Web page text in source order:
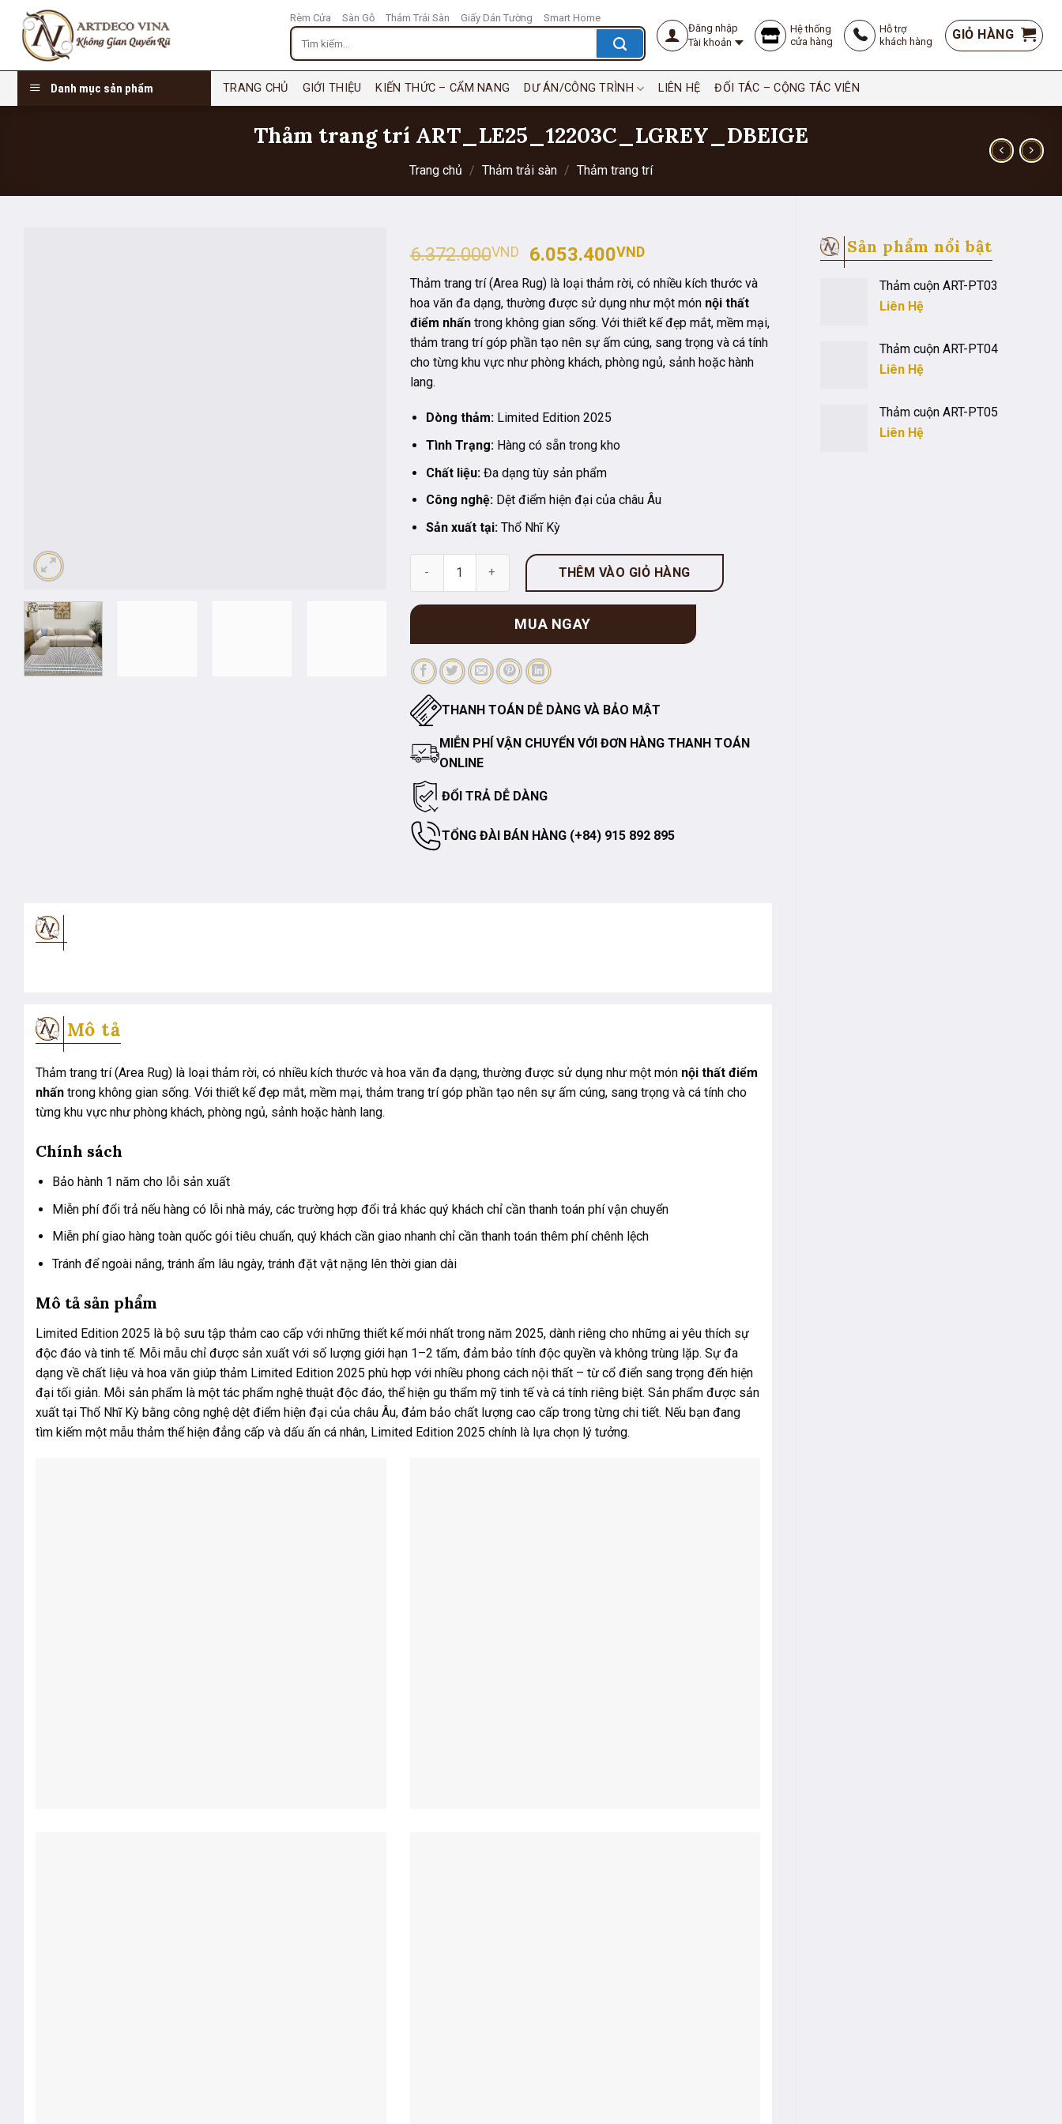
Chuyển
dung
Rèm Cửa Sàn Gỗ Thảm Trải Sàn Giấy Dán Tường Smart Home
Tìm
kiếm:
Đăng nhập
Tài khoản
Hệ thống
cửa hàng
Hỗ trợ
khách hàng
GIỎ HÀNG
Danh mục sản phẩm TRANG CHỦ GIỚI THIỆU KIẾN THỨC – CẨM NANG DƯ ÁN/CÔNG TRÌNH LIÊN HỆ ĐỐI TÁC – CỘNG TÁC VIÊN
Thảm trang trí ART_LE25_12203C_LGREY_DBEIGE
Trang chủ / Thảm trải sàn / Thảm trang trí
Sản phẩm nổi bật
Thảm cuộn ART-PT03
Liên Hệ
Thảm cuộn ART-PT04
Liên Hệ
Thảm cuộn ART-PT05
Liên Hệ
6.372.000VND
Giá
gốc
là:
6.372.000VND.
6.053.400VNDGiá
hiện
tại
là:
6.053.400VND.
Thảm trang trí (Area Rug) là loại thảm rời, có nhiều kích thước và
hoa văn đa dạng, thường được sử dụng như một món nội thất
điểm nhấntrong không gian sống. Với thiết kế đẹp mắt, mềm mại,
thảm trang trí góp phần tạo nên sự ấm cúng, sang trọng và cá tính
cho từng khu vực như phòng khách, phòng ngủ, sảnh hoặc hành
lang.
Dòng thảm: Limited Edition 2025
Tình Trạng: Hàng có sẵn trong kho
Chất liệu: Đa dạng tùy sản phẩm
Công nghệ: Dệt điểm hiện đại của châu Âu
Sản xuất tại: Thổ Nhĩ Kỳ
Thảm trang trí ART_LE25_12203C_LGREY_DBEIGE số lượng
THÊM VÀO GIỎ HÀNG
MUA NGAY
THANH TOÁN DỄ DÀNG VÀ BẢO MẬT
MIỄN PHÍ VẬN CHUYỂN VỚI ĐƠN HÀNG THANH TOÁN
ONLINE
ĐỔI TRẢ DỄ DÀNG
TỔNG ĐÀI BÁN HÀNG (+84) 915 892 895
Mô tả
Thảm trang trí (Area Rug) là loại thảm rời, có nhiều kích thước và hoa văn đa dạng, thường được sử dụng như một món nội thất điểm
nhấn trong không gian sống. Với thiết kế đẹp mắt, mềm mại, thảm trang trí góp phần tạo nên sự ấm cúng, sang trọng và cá tính cho
từng khu vực như phòng khách, phòng ngủ, sảnh hoặc hành lang.
Chính sách
Bảo hành 1 năm cho lỗi sản xuất
Miễn phí đổi trả nếu hàng có lỗi nhà máy, các trường hợp đổi trả khác quý khách chỉ cần thanh toán phí vận chuyển
Miễn phí giao hàng toàn quốc gói tiêu chuẩn, quý khách cần giao nhanh chỉ cần thanh toán thêm phí chênh lệch
Tránh để ngoài nắng, tránh ẩm lâu ngày, tránh đặt vật nặng lên thời gian dài
Mô tả sản phẩm
Limited Edition 2025 là bộ sưu tập thảm cao cấp với những thiết kế mới nhất trong năm 2025, dành riêng cho những ai yêu thích sự
độc đáo và tinh tế. Mỗi mẫu chỉ được sản xuất với số lượng giới hạn 1–2 tấm, đảm bảo tính độc quyền và không trùng lặp. Sự đa
dạng về chất liệu và hoa văn giúp thảm Limited Edition 2025 phù hợp với nhiều phong cách nội thất – từ cổ điển sang trọng đến hiện
đại tối giản. Mỗi sản phẩm là một tác phẩm nghệ thuật độc đáo, thể hiện gu thẩm mỹ tinh tế và cá tính riêng biệt. Sản phẩm được sản
xuất tại Thổ Nhĩ Kỳ bằng công nghệ dệt điểm hiện đại của châu Âu, đảm bảo chất lượng cao cấp trong từng chi tiết. Nếu bạn đang
tìm kiếm một mẫu thảm thể hiện đẳng cấp và dấu ấn cá nhân, Limited Edition 2025 chính là lựa chọn lý tưởng.